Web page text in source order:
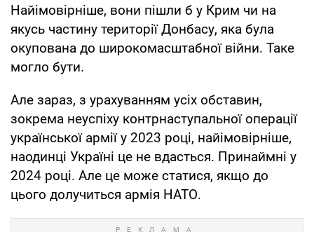
Найімовірніше, вони пішли б у Крим чи на
якусь частину території Донбасу, яка була
окупована до широкомасштабної війни. Таке
могло бути.
Але зараз, з урахуванням усіх обставин,
зокрема неуспіху контрнаступальної операції
української армії у 2023 році, найімовірніше,
наодинці Україні це не вдасться. Принаймні у
2024 році. Але це може статися, якщо до
цього долучиться армія НАТО.